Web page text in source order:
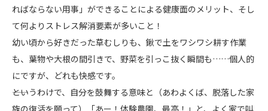
ればならない用事」ができることによる健康面のメリット、そし
て何よりストレス解消要素が多いこと！
幼い頃から好きだった草むしりも、鍬で土をワシワシ耕す作業
も、葉物や大根の間引きで、野菜を引っこ抜く瞬間も……個人的
にですが、どれも快感です。
――というわけで、自分を鼓舞する意味と（あわよくば、脱落した家